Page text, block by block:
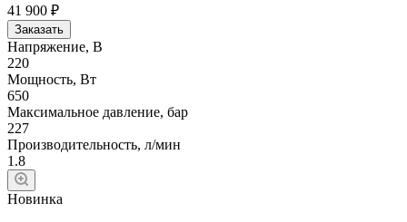
41 900 ₽
Заказать
Напряжение, В
220
Мощность, Вт
650
Максимальное давление, бар
227
Производительность, л/мин
1.8
Новинка